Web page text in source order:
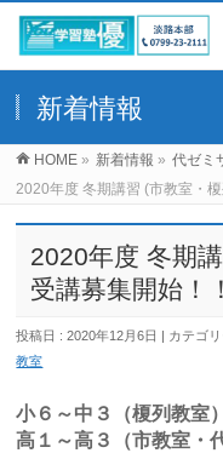
新着情報
HOME » 新着情報 » 代ゼミ
2020年度 冬期講習 (市教室・
2020年度 冬期
受講募集開始！！
投稿日 : 2020年12月6日 カテゴ
教室
小６～中３（榎列教室）
高１～高３（市教室・